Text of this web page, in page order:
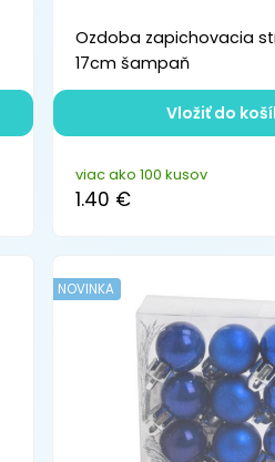
Ozdoba zapichovacia
17cm šampaň
viac ako 100 kusov
1.40 €
Vložiť do
NOVINKA